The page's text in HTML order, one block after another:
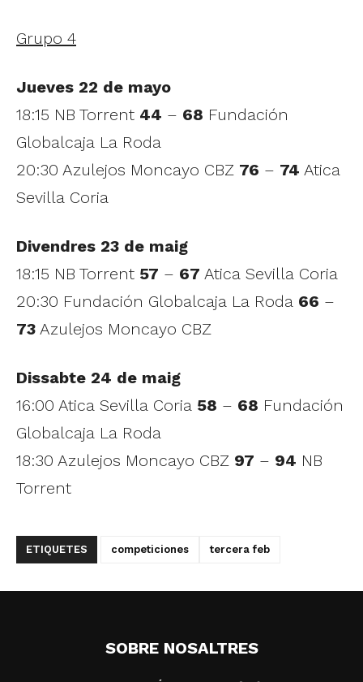
Grupo 4
Jueves 22 de mayo
18:15 NB Torrent 44 – 68 Fundación
Globalcaja La Roda
20:30 Azulejos Moncayo CBZ 76 – 74 Atica
Sevilla Coria
Divendres 23 de maig
18:15 NB Torrent 57 – 67 Atica Sevilla Coria
20:30 Fundación Globalcaja La Roda 66 –
73 Azulejos Moncayo CBZ
Dissabte 24 de maig
16:00 Atica Sevilla Coria 58 – 68 Fundación
Globalcaja La Roda
18:30 Azulejos Moncayo CBZ 97 – 94 NB
Torrent
ETIQUETES competiciones tercera feb
SOBRE NOSALTRES